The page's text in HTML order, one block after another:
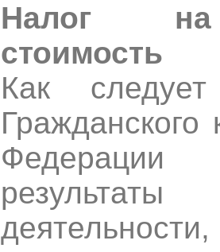
Налог на
стоимость
Как
Гражданского
результаты